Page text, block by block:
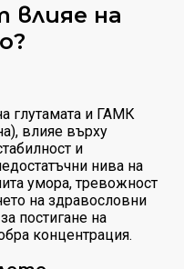
влияе на
глутамата и ГАМК
влияе върху
и
нива на
умора, тревожност
на здравословни
постигане на
концентрация.